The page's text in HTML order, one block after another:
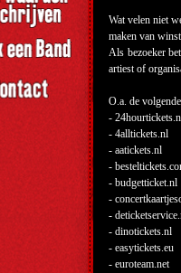
Wat velen niet
maken van
Als bezoeker
artiest of
O.a. de
-
- 4alltickets.nl
- aatickets.nl
-
- budgetticket.nl
-
-
- dinotickets.nl
- easytickets.eu
- euroteam.net